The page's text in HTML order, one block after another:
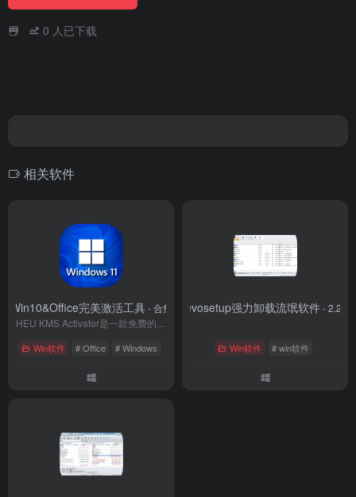
0 人已下载
相关软件
Win10&Office完美激活工具- 合集
Win软件 # Office # Windows
revosetup强力卸载流氓软件- 2.2.0
Win软件 # win软件